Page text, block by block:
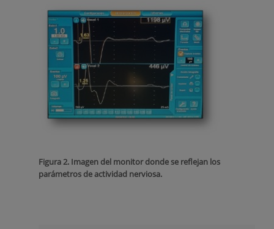
Figura 2. Imagen del monitor donde se reflejan los
parámetros de actividad nerviosa.